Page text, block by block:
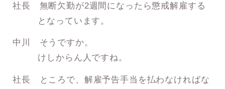
社長 無断欠勤が2週間になったら懲戒解雇する
となっています。
中川 そうですか。
けしからん人ですね。
社長 ところで、解雇予告手当を払わなければな